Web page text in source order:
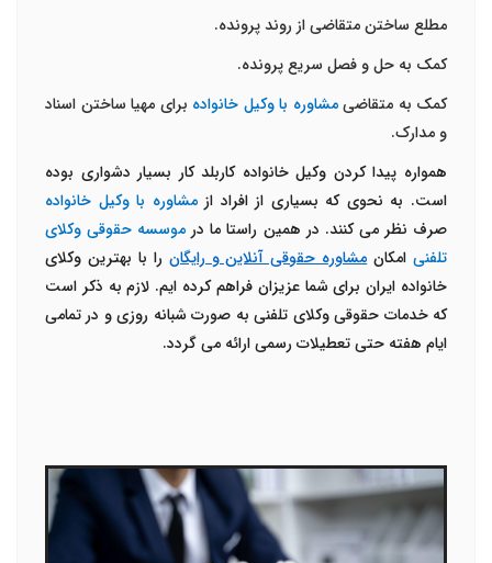
مطلع ساختن متقاضی از روند پرونده.
کمک به حل و فصل سریع پرونده.
کمک به متقاضیمشاوره با وکیل خانواده برای مهیا ساختن اسناد
و مدارک.
همواره پیدا کردن وکیل خانواده کاربلد کار بسیار دشواری بوده
است. به نحوی که بسیاری از افراد ازمشاوره با وکیل خانواده
صرف نظر می کنند. در همین راستا ما در موسسه حقوقی وکلای
تلفنیامکانمشاوره حقوقی آنلاین و رایگان را با بهترین وکلای
خانواده ایران برای شما عزیزان فراهم کرده ایم. لازم به ذکر است
که خدمات حقوقی وکلای تلفنی به صورت شبانه روزی و در تمامی
ایام هفته حتی تعطیلات رسمی ارائه می گردد.